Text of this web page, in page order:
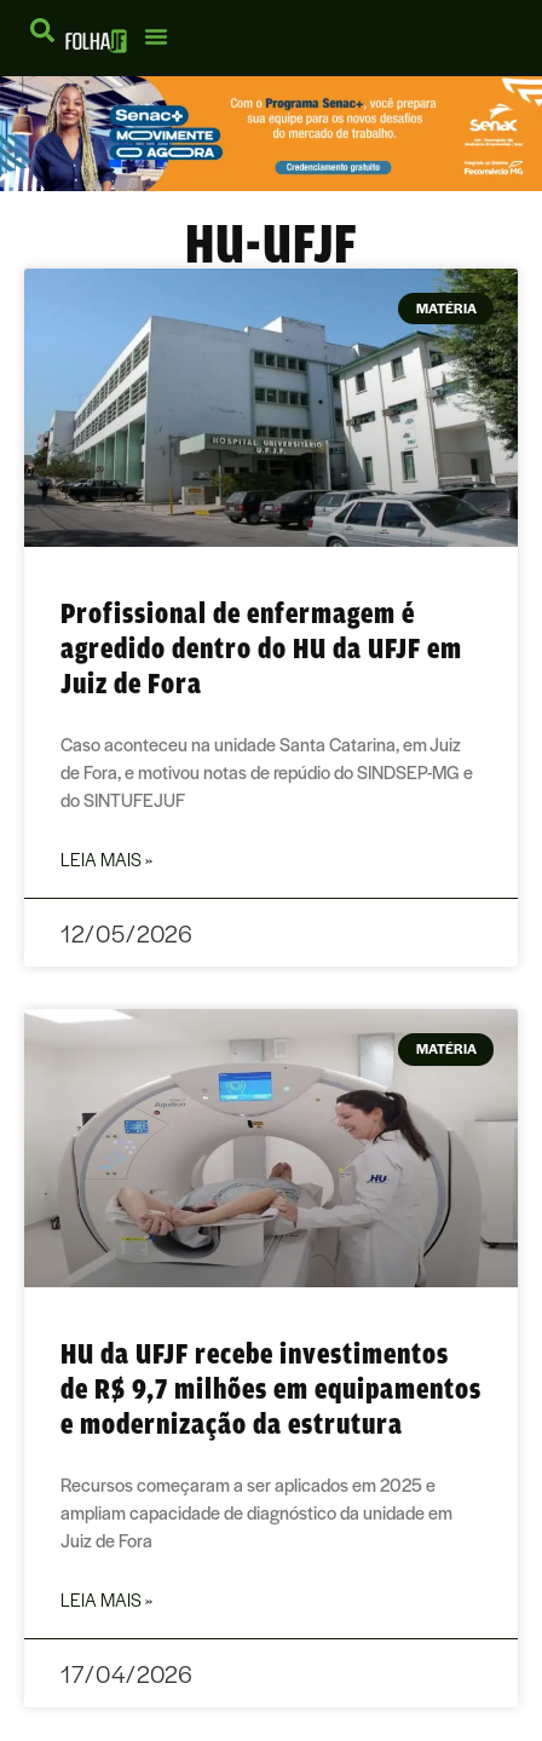
HU-UFJF
MATÉRIA
Profissional de enfermagem é
agredido dentro do HU da UFJF em
Juiz de Fora
Caso aconteceu na unidade Santa Catarina, em Juiz
de Fora, e motivou notas de repúdio do SINDSEP-MG e
do SINTUFEJUF
LEIA MAIS »
12/05/2026
MATÉRIA
HU da UFJF recebe investimentos
de R$ 9,7 milhões em equipamentos
e modernização da estrutura
Recursos começaram a ser aplicados em 2025 e
ampliam capacidade de diagnóstico da unidade em
Juiz de Fora
LEIA MAIS »
17/04/2026